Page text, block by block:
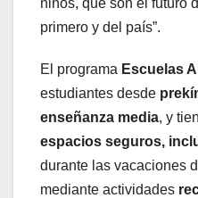
primero y del país”.
El programa Escuelas
estudiantes desde
enseñanza media, y
espacios seguros,
durante las vacaciones
mediante actividades